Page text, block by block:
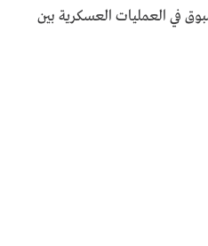
في العمليات العسكرية بين